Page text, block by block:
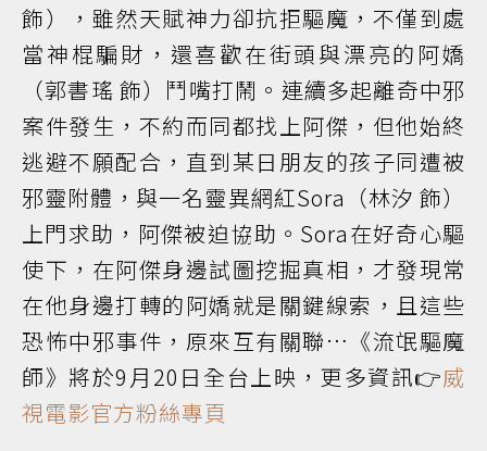
飾），雖然天賦神力卻抗拒驅魔，不僅到處
當神棍騙財，還喜歡在街頭與漂亮的阿嬌
（郭書瑤 飾）鬥嘴打鬧。連續多起離奇中邪
案件發生，不約而同都找上阿傑，但他始終
逃避不願配合，直到某日朋友的孩子同遭被
邪靈附體，與一名靈異網紅Sora（林汐 飾）
上門求助，阿傑被迫協助。Sora在好奇心驅
使下，在阿傑身邊試圖挖掘真相，才發現常
在他身邊打轉的阿嬌就是關鍵線索，且這些
恐怖中邪事件，原來互有關聯…《流氓驅魔
師》將於9月20日全台上映，更多資訊👉威
視電影官方粉絲專頁